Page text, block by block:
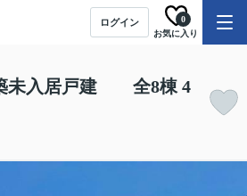
ログイン
お気に入り
0
未入居戸建 全8棟 4